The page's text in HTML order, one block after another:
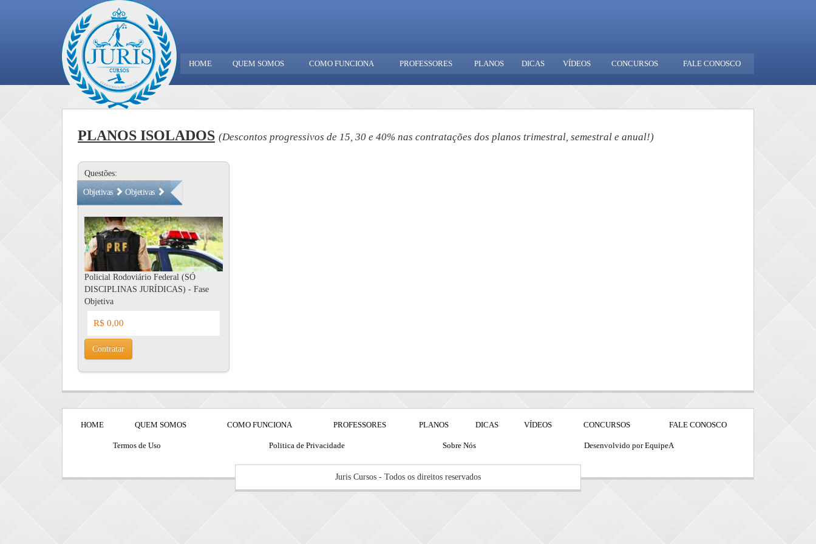
HOME QUEM SOMOS COMO FUNCIONA PROFESSORES PLANOS DICAS VÍDEOS CONCURSOS FALE CONOSCO
PLANOS ISOLADOS (Descontos progressivos de 15, 30 e 40% nas contratações dos planos trimestral, semestral e anual!)
Questões:
Objetivas Objetivas
Policial Rodoviário Federal (SÓ
DISCIPLINAS JURÍDICAS) - Fase
Objetiva
R$ 0,00
Contratar
HOME QUEM SOMOS COMO FUNCIONA PROFESSORES PLANOS DICAS VÍDEOS CONCURSOS FALE CONOSCO
Termos de Uso Politica de Privacidade Sobre Nós Desenvolvido por EquipeA
Juris Cursos - Todos os direitos reservados